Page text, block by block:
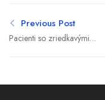
Previous Post
Pacienti so zriedkavými